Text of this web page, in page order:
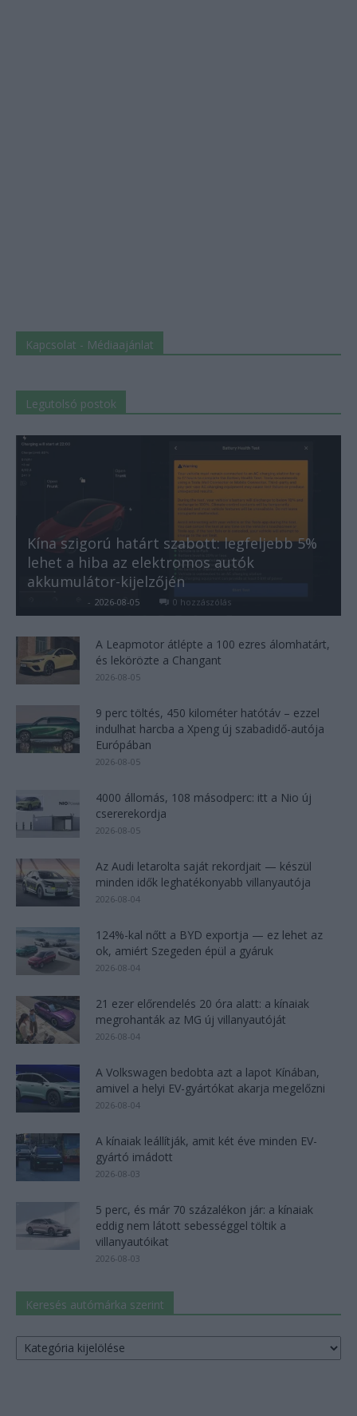
Kapcsolat - Médiaajánlat
Legutolsó postok
Kína szigorú határt szabott: legfeljebb 5%
lehet a hiba az elektromos autók
akkumulátor-kijelzőjén
- 2026-08-05 0 hozzászólás
A Leapmotor átlépte a 100 ezres álomhatárt,
és lekörözte a Changant
2026-08-05
9 perc töltés, 450 kilométer hatótáv – ezzel
indulhat harcba a Xpeng új szabadidő-autója
Európában
2026-08-05
4000 állomás, 108 másodperc: itt a Nio új
csererekordja
2026-08-05
Az Audi letarolta saját rekordjait — készül
minden idők leghatékonyabb villanyautója
2026-08-04
124%-kal nőtt a BYD exportja — ez lehet az
ok, amiért Szegeden épül a gyáruk
2026-08-04
21 ezer előrendelés 20 óra alatt: a kínaiak
megrohanták az MG új villanyautóját
2026-08-04
A Volkswagen bedobta azt a lapot Kínában,
amivel a helyi EV-gyártókat akarja megelőzni
2026-08-04
A kínaiak leállítják, amit két éve minden EV-
gyártó imádott
2026-08-03
5 perc, és már 70 százalékon jár: a kínaiak
eddig nem látott sebességgel töltik a
villanyautóikat
2026-08-03
Keresés autómárka szerint
Keresés
autómárka